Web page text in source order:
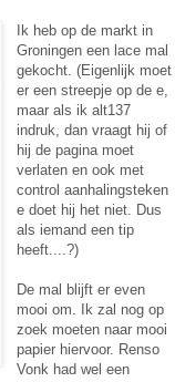
Ik heb op de markt in
Groningen een lace mal
gekocht. (Eigenlijk moet
er een streepje op de e,
maar als ik alt137
indruk, dan vraagt hij of
hij de pagina moet
verlaten en ook met
control aanhalingsteken
e doet hij het niet. Dus
als iemand een tip
heeft....?)
De mal blijft er even
mooi om. Ik zal nog op
zoek moeten naar mooi
papier hiervoor. Renso
Vonk had wel een